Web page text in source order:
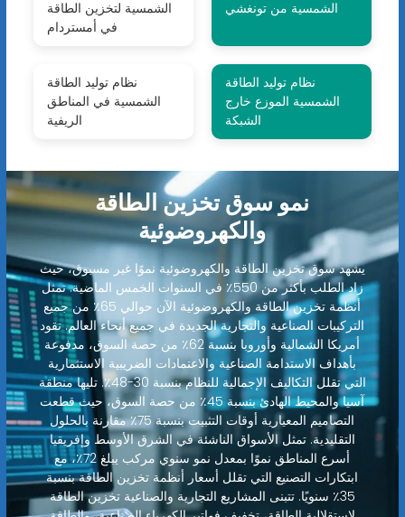
الشمسية لتخزين الطاقة
في أمستردام
الشمسية من تونغشي
نظام توليد الطاقة
الشمسية في المناطق
الريفية
نظام توليد الطاقة
الشمسية الموزع خارج
الشبكة
نمو سوق تخزين الطاقة
والكهروضوئية
يشهد سوق تخزين الطاقة والكهروضوئية نموًا غير مسبوق، حيث
زاد الطلب بأكثر من 550٪ في السنوات الخمس الماضية. تمثل
أنظمة تخزين الطاقة والكهروضوئية الآن حوالي 65٪ من جميع
التركيبات الصناعية والتجارية الجديدة في جميع أنحاء العالم. تقود
أمريكا الشمالية وأوروبا بنسبة 62٪ من حصة السوق، مدفوعة
بأهداف الاستدامة الصناعية والاعتمادات الضريبية الاستثمارية
التي تقلل التكاليف الإجمالية للنظام بنسبة 30-48٪. تليها منطقة
آسيا والمحيط الهادئ بنسبة 45٪ من حصة السوق، حيث قطعت
التصاميم المعيارية أوقات التثبيت بنسبة 75٪ مقارنة بالحلول
التقليدية. تمثل الأسواق الناشئة في الشرق الأوسط وإفريقيا
أسرع المناطق نموًا بمعدل نمو سنوي مركب يبلغ 72٪، مع
ابتكارات التصنيع التي تقلل أسعار أنظمة تخزين الطاقة بنسبة
35٪ سنويًا. تتبنى المشاريع التجارية والصناعية تخزين الطاقة